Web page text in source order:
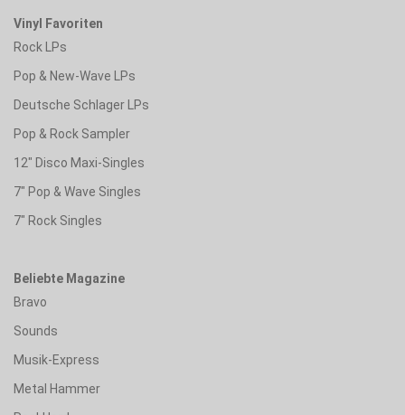
Vinyl Favoriten
Rock LPs
Pop & New-Wave LPs
Deutsche Schlager LPs
Pop & Rock Sampler
12" Disco Maxi-Singles
7" Pop & Wave Singles
7" Rock Singles
Beliebte Magazine
Bravo
Sounds
Musik-Express
Metal Hammer